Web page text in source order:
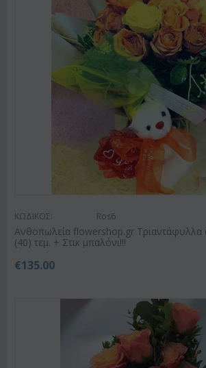
ΚΩΔΙΚΟΣ: Ros6
Ανθοπωλεία flowershop.gr Τριαντάφυλλα
(40) τεμ. + Στικ μπαλόνι!!!
€135.00